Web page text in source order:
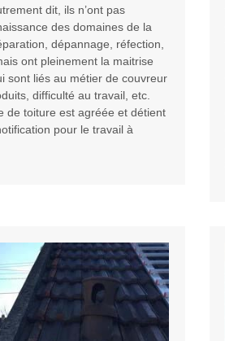
dit, ils n’ont pas
des domaines de la
dépannage, réfection,
ont pleinement la maitrise
sont liés au métier de couvreur
difficulté au travail, etc.
de toiture est agréée et détient
pour le travail à